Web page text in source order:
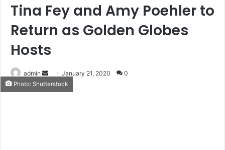
Tina Fey and Amy Poehler to
Return as Golden Globes
Hosts
admin
Send
an
January 21, 2020 0
Photo: Shutterstock